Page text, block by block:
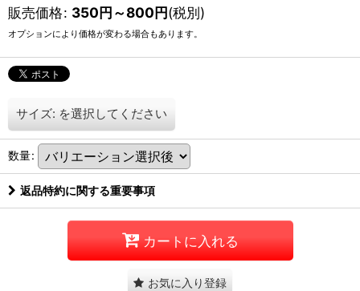
販売価格: 350円～800円(税別)
オプションにより価格が変わる場合もあります。
サイズ: を選択してください
数量:
返品特約に関する重要事項
カートに入れる
お気に入り登録